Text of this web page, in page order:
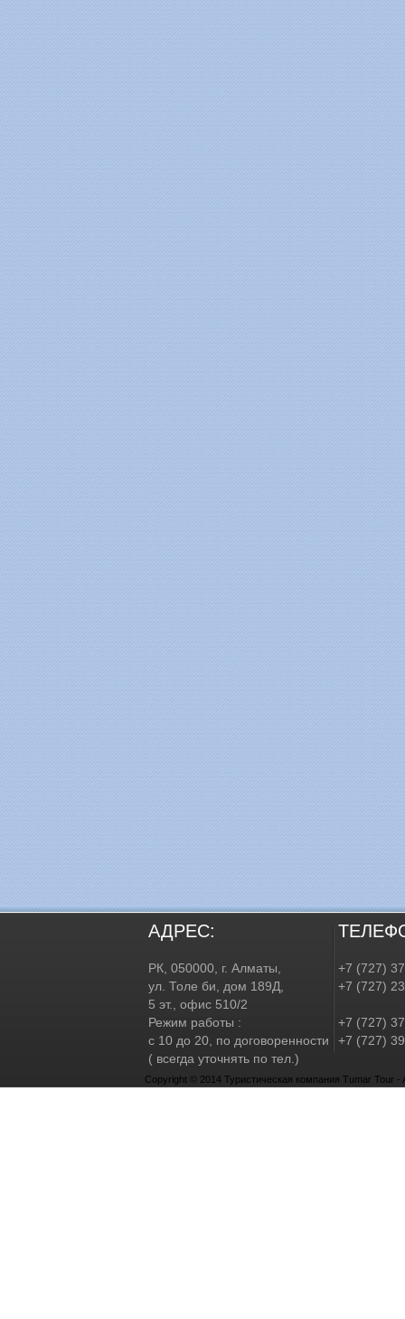
АДРЕС:
РК, 050000, г. Алматы,
ул. Толе би, дом 189Д,
5 эт., офис 510/2
Режим работы :
с 10 до 20, по договоренности
( всегда уточнять по тел.)
+7 (727)
+7 (727)
+7 (727)
+7 (727)
Copyright © 2014 Туристическая компания Tumar Tour -